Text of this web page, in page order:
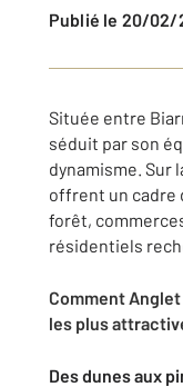
Publié le 20/
Située entre
séduit par son
dynamisme. Sur
offrent un cadre
forêt,
résidentiels
Comment
les plus
Des dunes aux